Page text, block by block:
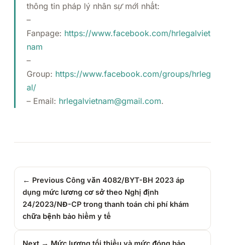
thông tin pháp lý nhân sự mới nhất:
–
Fanpage: https://www.facebook.com/hrlegalviet
nam
–
Group: https://www.facebook.com/groups/hrleg
al/
– Email: hrlegalvietnam@gmail.com.
← Previous Công văn 4082/BYT-BH 2023 áp
dụng mức lương cơ sở theo Nghị định
24/2023/NĐ-CP trong thanh toán chi phí khám
chữa bệnh bảo hiểm y tế
Next → Mức lương tối thiểu và mức đóng bảo